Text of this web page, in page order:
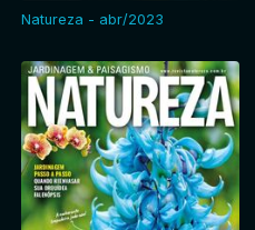
Natureza - abr/2023